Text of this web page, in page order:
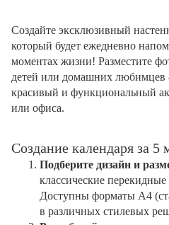
Создайте эксклюзивный
который будет ежедневно
моментах жизни! Разместите
детей или домашних
красивый и функциональный
или офиса.
Создание календаря за 5
Подберите дизайн и
классические
Доступны форматы А4
в различных стилевых